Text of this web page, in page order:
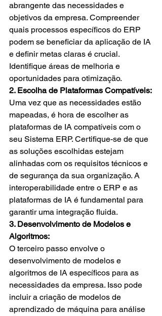
abrangente das necessidades e
objetivos da empresa. Compreender
quais processos específicos do ERP
podem se beneficiar da aplicação de IA
e definir metas claras é crucial.
Identifique áreas de melhoria e
oportunidades para otimização.
2. Escolha de Plataformas Compatíveis:
Uma vez que as necessidades estão
mapeadas, é hora de escolher as
plataformas de IA compatíveis com o
seu Sistema ERP. Certifique-se de que
as soluções escolhidas estejam
alinhadas com os requisitos técnicos e
de segurança da sua organização. A
interoperabilidade entre o ERP e as
plataformas de IA é fundamental para
garantir uma integração fluida.
3. Desenvolvimento de Modelos e
Algoritmos:
O terceiro passo envolve o
desenvolvimento de modelos e
algoritmos de IA específicos para as
necessidades da empresa. Isso pode
incluir a criação de modelos de
aprendizado de máquina para análise